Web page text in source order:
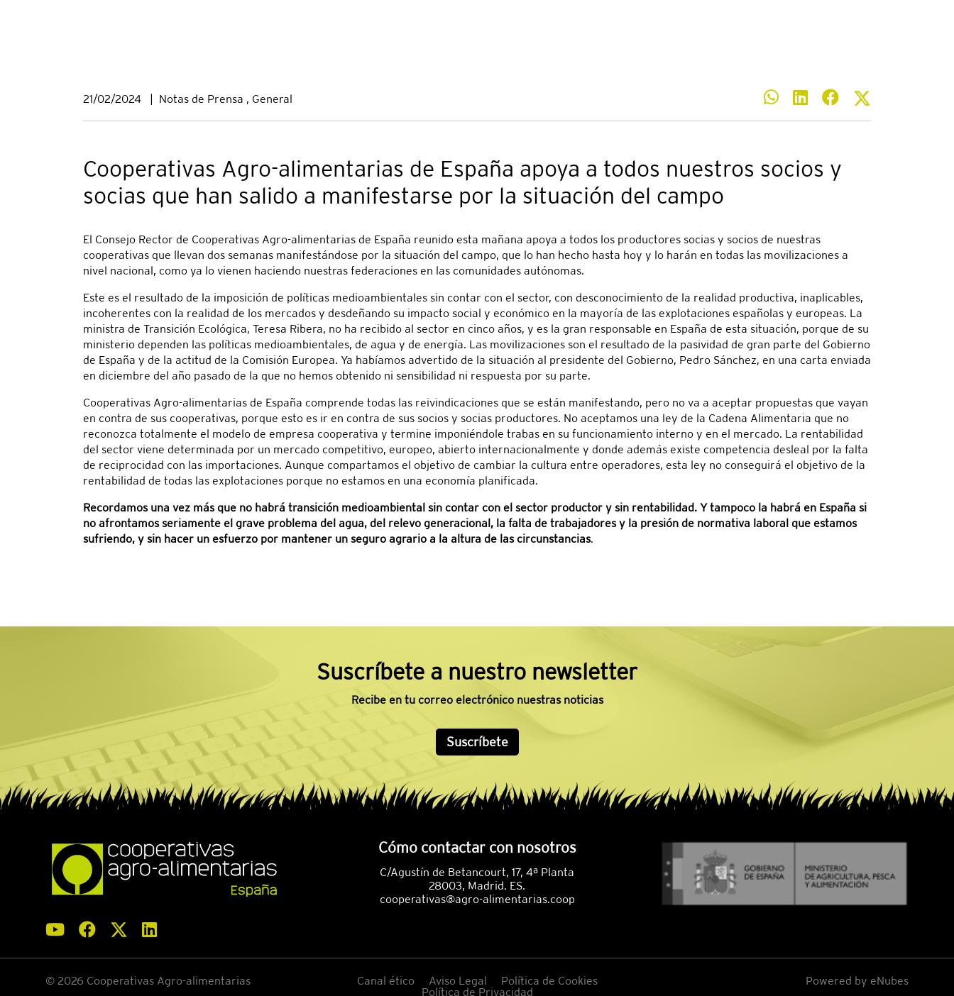
21/02/2024 | Notas de Prensa , General
Cooperativas Agro-alimentarias de España apoya a todos nuestros socios y
socias que han salido a manifestarse por la situación del campo
El Consejo Rector de Cooperativas Agro-alimentarias de España reunido esta mañana apoya a todos los productores socias y socios de nuestras
cooperativas que llevan dos semanas manifestándose por la situación del campo, que lo han hecho hasta hoy y lo harán en todas las movilizaciones a
nivel nacional, como ya lo vienen haciendo nuestras federaciones en las comunidades autónomas.
Este es el resultado de la imposición de políticas medioambientales sin contar con el sector, con desconocimiento de la realidad productiva, inaplicables,
incoherentes con la realidad de los mercados y desdeñando su impacto social y económico en la mayoría de las explotaciones españolas y europeas. La
ministra de Transición Ecológica, Teresa Ribera, no ha recibido al sector en cinco años, y es la gran responsable en España de esta situación, porque de su
ministerio dependen las políticas medioambientales, de agua y de energía. Las movilizaciones son el resultado de la pasividad de gran parte del Gobierno
de España y de la actitud de la Comisión Europea. Ya habíamos advertido de la situación al presidente del Gobierno, Pedro Sánchez, en una carta enviada
en diciembre del año pasado de la que no hemos obtenido ni sensibilidad ni respuesta por su parte.
Cooperativas Agro-alimentarias de España comprende todas las reivindicaciones que se están manifestando, pero no va a aceptar propuestas que vayan
en contra de sus cooperativas, porque esto es ir en contra de sus socios y socias productores. No aceptamos una ley de la Cadena Alimentaria que no
reconozca totalmente el modelo de empresa cooperativa y termine imponiéndole trabas en su funcionamiento interno y en el mercado. La rentabilidad
del sector viene determinada por un mercado competitivo, europeo, abierto internacionalmente y donde además existe competencia desleal por la falta
de reciprocidad con las importaciones. Aunque compartamos el objetivo de cambiar la cultura entre operadores, esta ley no conseguirá el objetivo de la
rentabilidad de todas las explotaciones porque no estamos en una economía planificada.
Recordamos una vez más que no habrá transición medioambiental sin contar con el sector productor y sin rentabilidad. Y tampoco la habrá en España si
no afrontamos seriamente el grave problema del agua, del relevo generacional, la falta de trabajadores y la presión de normativa laboral que estamos
sufriendo, y sin hacer un esfuerzo por mantener un seguro agrario a la altura de las circunstancias.
Suscríbete a nuestro newsletter
Recibe en tu correo electrónico nuestras noticias
Suscríbete
Cómo contactar con nosotros
C/Agustín de Betancourt, 17, 4ª Planta
28003, Madrid. ES.
cooperativas@agro-alimentarias.coop
© 2026 Cooperativas Agro-alimentarias Canal ético Aviso Legal
Política de Cookies
Política de Privacidad
Powered by eNubes